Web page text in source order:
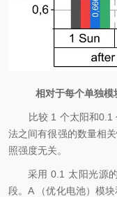
相对于每个单独模
比较 1 个太阳和0.1 个
法之间有很强的数量相关
照强度无关。
采用 0.1 太阳光源的
段。A （优化电池）模